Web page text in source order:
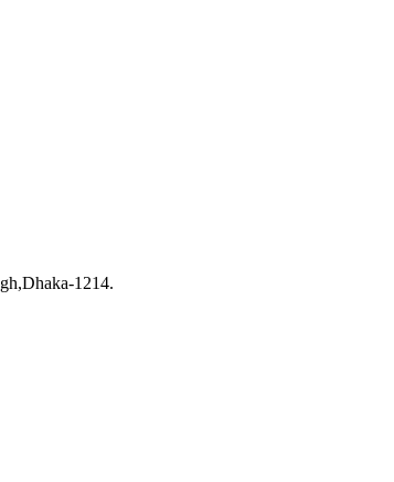
1214.